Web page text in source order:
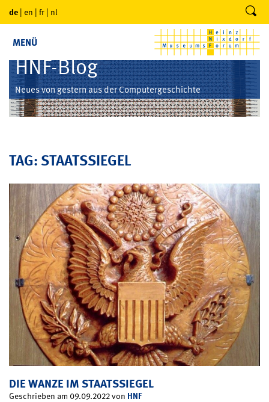
de | en | fr | nl
MENÜ
HNF-Blog
Neues von gestern aus der Computergeschichte
TAG: STAATSSIEGEL
DIE WANZE IM STAATSSIEGEL
Geschrieben am 09.09.2022 von HNF